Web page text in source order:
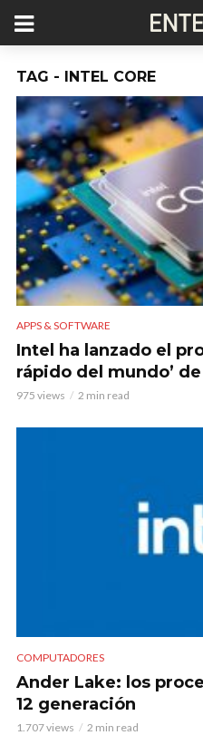
TAG - INTEL CORE
APPS & SOFTWARE
Intel ha lanzado el
rápido del mundo’
975 views 2 min read
COMPUTADORES
Ander Lake: los
12 generación
1.707 views 2 min read